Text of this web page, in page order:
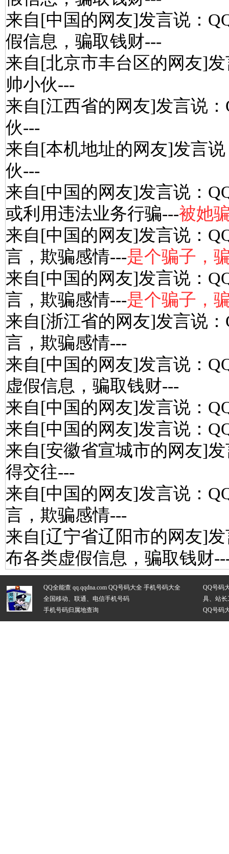
来自[中国的网友]发言说：
假信息，骗取钱财---
来自[北京市丰台区的网友]
帅小伙---
来自[江西省的网友]发言说
伙---
来自[本机地址的网友]发言
伙---
来自[中国的网友]发言说：
或利用违法业务行骗---被她
来自[中国的网友]发言说：
言，欺骗感情---是个骗子，
来自[中国的网友]发言说：
言，欺骗感情---是个骗子，
来自[浙江省的网友]发言说
言，欺骗感情---
来自[中国的网友]发言说：
虚假信息，骗取钱财---
来自[中国的网友]发言说：
来自[中国的网友]发言说：
来自[安徽省宣城市的网友]
得交往---
来自[中国的网友]发言说：
言，欺骗感情---
来自[辽宁省辽阳市的网友]
布各类虚假信息，骗取钱财
QQ全能查 qq.qqdna.com QQ号码大全 手机号码大全
全国移动、联通、电信手机号码
手机号码归属地查询
QQ号码
具、站长
QQ号码